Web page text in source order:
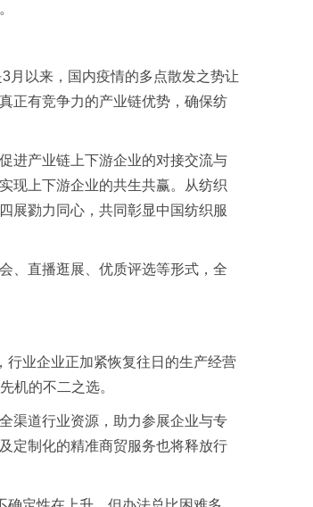
以来，国内疫情的多点散发之势让
正有竞争力的产业链优势，确保纺
产业链上下游企业的对接交流与
现上下游企业的共生共赢。从纺织
展勠力同心，共同彰显中国纺织服
、直播逛展、优质评选等形式，全
业企业正加紧恢复往日的生产经营
机的不二之选。
道行业资源，助力参展企业与专
定制化的精准商贸服务也将释放行